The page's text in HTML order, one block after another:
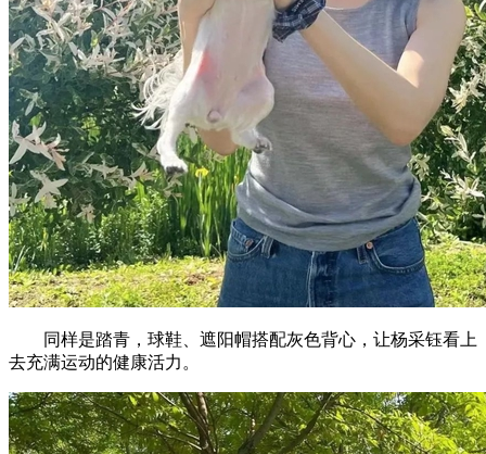
同样是踏青，球鞋、遮阳帽搭配灰色背心，让杨采钰看上
去充满运动的健康活力。